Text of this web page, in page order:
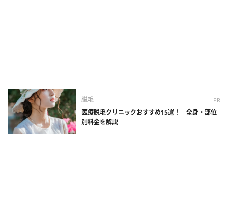
脱毛 PR
医療脱毛クリニックおすすめ15選！ 全身・部位
別料金を解説